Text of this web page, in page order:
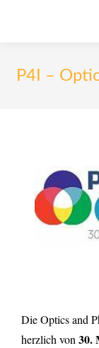
P4I –
Die Optics and
herzlich von 30.